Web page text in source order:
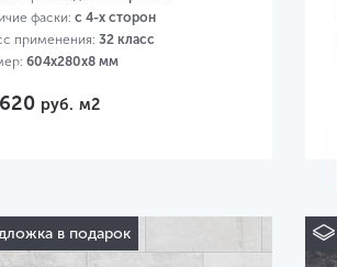
фаски: с 4-х сторон
применения: 32 класс
604х280х8 мм
руб. м2
в подарок